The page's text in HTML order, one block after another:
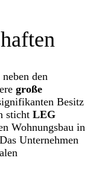
den
große
Besitz
sticht LEG
Wohnungsbau in
Unternehmen